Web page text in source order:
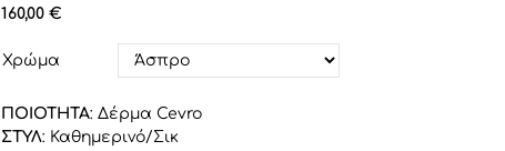
160,00 €
Χρώμα
ΠΟΙΟΤΗΤΑ: Δέρμα Cevro
ΣΤΥΛ: Καθημερινό/Σικ